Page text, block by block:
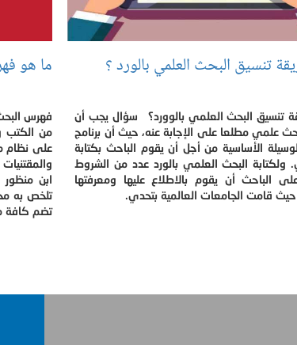
تنسيق البحث العلمي بالورد ؟
تنسيق البحث العلمي بالوورد؟ سؤال يجب أن
علمي مطلعا على الإجابة عنه، حيث أن برنامج
الأساسية من أجل أن يقوم الباحث بكتابة
ولكتابة البحث العلمي بالورد عدد من الشروط
الباحث أن يقوم بالاطلاع عليها ومعرفتها
حيث قامت الجامعات العالمية بتحدي.
ما هو
فهرس
من الكتب
على نظام
ابن
تلخص به
تضم كافة